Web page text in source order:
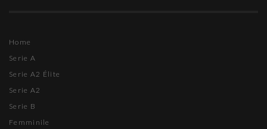
Home
Serie A
Serie A2 Élite
Serie A2
Serie B
Femminile